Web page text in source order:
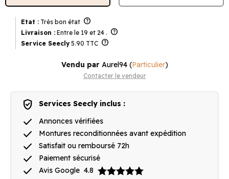
Etat : Très bon état help
Livraison : Entre le 19 et 24 . help
Service Seecly 5.90 TTC help
Vendu par Aurel94(Particulier)
Contacter le vendeur
verified_user Services Seecly inclus :
done Annonces vérifiées
done Montures reconditionnées avant expédition
done Satisfait ou remboursé 72h
done Paiement sécurisé
done Avis Google 4.8